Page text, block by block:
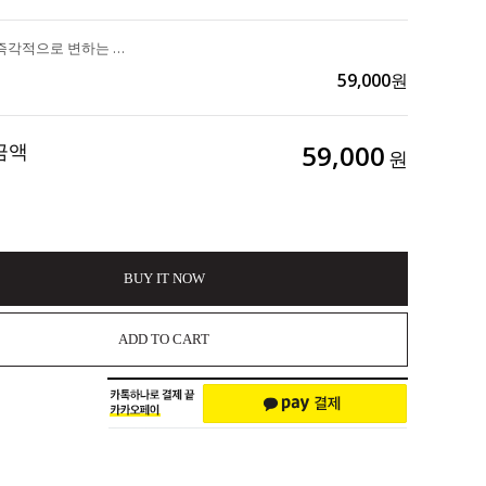
얼굴라인이 즉각적으로 변하는 리프팅 끝판왕 "DA99 리프팅 토너150ml" 3개 구매시 리프팅마스크 1ea 증정 102,000>>59,000
59,000원
액 59,000 원
BUY IT NOW
ADD TO CART